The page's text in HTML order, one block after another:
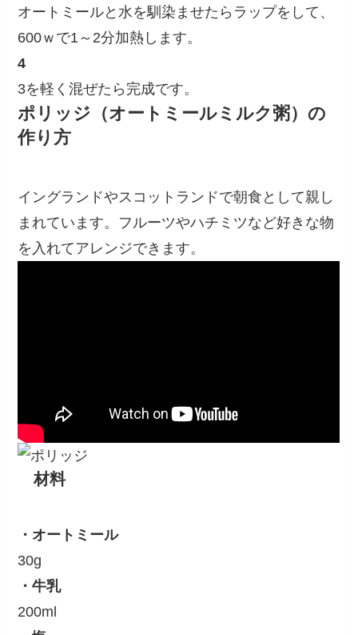
オートミールと水を馴染ませたらラップをして、
600ｗで1～2分加熱します。
4
3を軽く混ぜたら完成です。
ポリッジ（オートミールミルク粥）の
作り方
イングランドやスコットランドで朝食として親し
まれています。フルーツやハチミツなど好きな物
を入れてアレンジできます。
材料
・オートミール
30g
・牛乳
200ml